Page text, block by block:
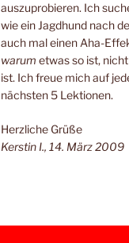
auszuprobieren. Ich
wie ein Jagdhund nach
auch mal einen Aha-
warum etwas so ist,
ist. Ich freue mich auf
nächsten 5 Lektionen.
Herzliche Grüße
Kerstin I., 14. März 2009